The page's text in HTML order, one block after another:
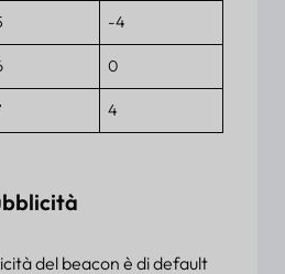
-4
0
4
del beacon è di default